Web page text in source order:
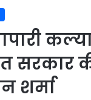
सरकार
शर्मा